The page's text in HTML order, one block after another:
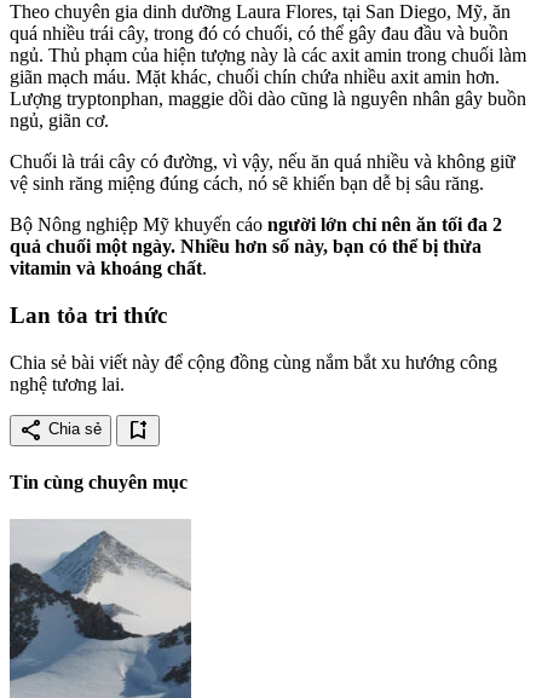
Theo chuyên gia dinh dưỡng Laura Flores, tại San Diego, Mỹ, ăn
quá nhiều trái cây, trong đó có chuối, có thể gây đau đầu và buồn
ngủ. Thủ phạm của hiện tượng này là các axit amin trong chuối làm
giãn mạch máu. Mặt khác, chuối chín chứa nhiều axit amin hơn.
Lượng tryptonphan, maggie dồi dào cũng là nguyên nhân gây buồn
ngủ, giãn cơ.
Chuối là trái cây có đường, vì vậy, nếu ăn quá nhiều và không giữ
vệ sinh răng miệng đúng cách, nó sẽ khiến bạn dễ bị sâu răng.
Bộ Nông nghiệp Mỹ khuyến cáo người lớn chỉ nên ăn tối đa 2
quả chuối một ngày. Nhiều hơn số này, bạn có thể bị thừa
vitamin và khoáng chất.
Lan tỏa tri thức
Chia sẻ bài viết này để cộng đồng cùng nắm bắt xu hướng công
nghệ tương lai.
share Chia sẻ bookmark_add
Tin cùng chuyên mục